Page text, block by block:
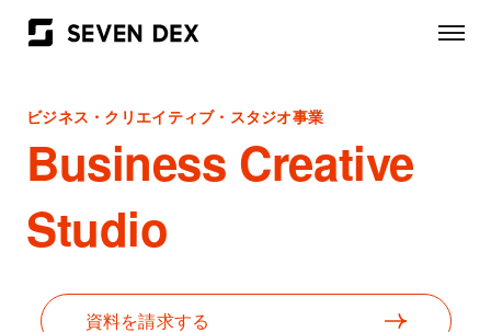
ビジネス・クリエイティブ・スタジオ事業
Business Creative
Studio
資料を請求する